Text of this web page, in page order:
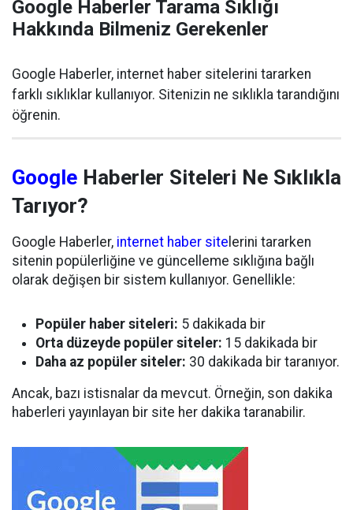
Google Haberler Tarama Sıklığı
Hakkında Bilmeniz Gerekenler
Google Haberler, internet haber sitelerini tararken
farklı sıklıklar kullanıyor. Sitenizin ne sıklıkla tarandığını
öğrenin.
Google Haberler Siteleri Ne Sıklıkla
Tarıyor?
Google Haberler, internet haber site lerini tararken
sitenin popülerliğine ve güncelleme sıklığına bağlı
olarak değişen bir sistem kullanıyor. Genellikle:
Popüler haber siteleri: 5 dakikada bir
Orta düzeyde popüler siteler: 15 dakikada bir
Daha az popüler siteler: 30 dakikada bir taranıyor.
Ancak, bazı istisnalar da mevcut. Örneğin, son dakika
haberleri yayınlayan bir site her dakika taranabilir.